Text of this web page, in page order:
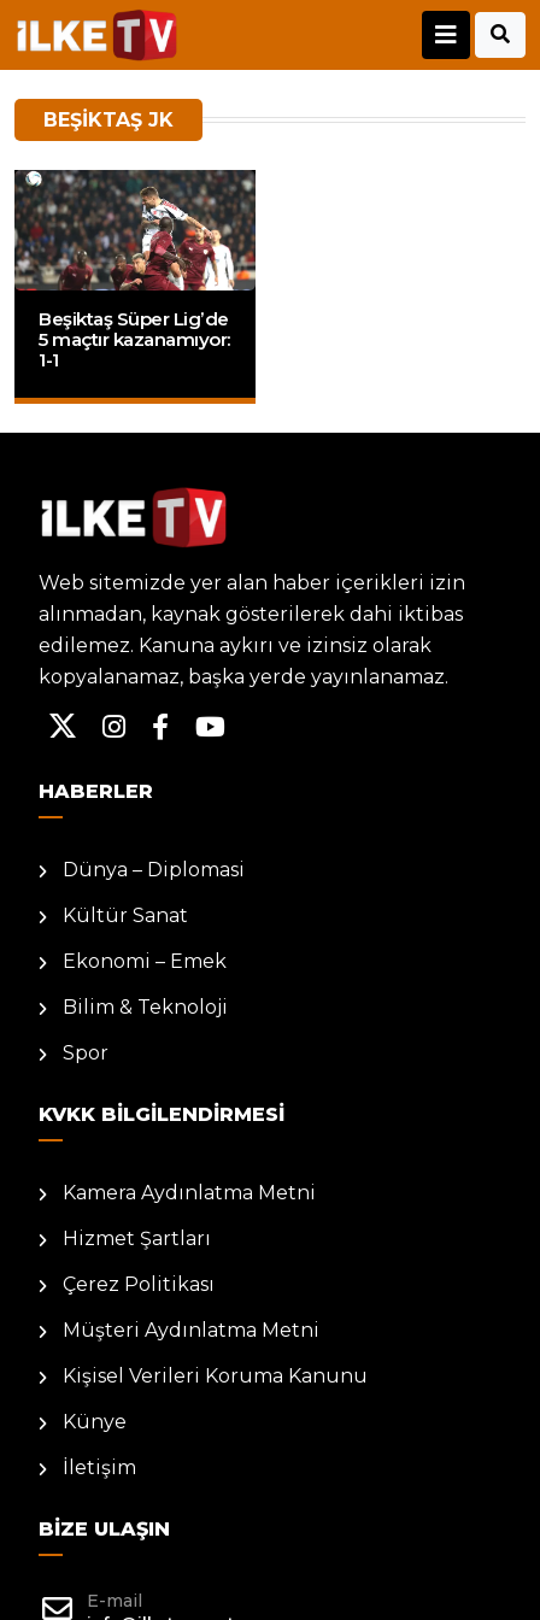
BEŞIKTAŞ JK
Beşiktaş Süper Lig’de
5 maçtır kazanamıyor:
1-1
Web sitemizde yer alan haber içerikleri izin
alınmadan, kaynak gösterilerek dahi iktibas
edilemez. Kanuna aykırı ve izinsiz olarak
kopyalanamaz, başka yerde yayınlanamaz.
HABERLER
Dünya – Diplomasi
Kültür Sanat
Ekonomi – Emek
Bilim & Teknoloji
Spor
KVKK BILGILENDIRMESI
Kamera Aydınlatma Metni
Hizmet Şartları
Çerez Politikası
Müşteri Aydınlatma Metni
Kişisel Verileri Koruma Kanunu
Künye
İletişim
BIZE ULAŞIN
E-mail